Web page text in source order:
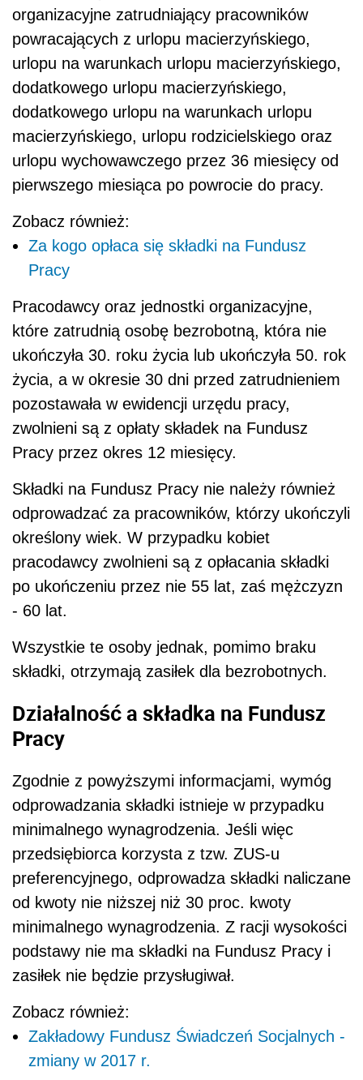
organizacyjne zatrudniający pracowników
powracających z urlopu macierzyńskiego,
urlopu na warunkach urlopu macierzyńskiego,
dodatkowego urlopu macierzyńskiego,
dodatkowego urlopu na warunkach urlopu
macierzyńskiego, urlopu rodzicielskiego oraz
urlopu wychowawczego przez 36 miesięcy od
pierwszego miesiąca po powrocie do pracy.
Zobacz również:
Za kogo opłaca się składki na Fundusz
Pracy
Pracodawcy oraz jednostki organizacyjne,
które zatrudnią osobę bezrobotną, która nie
ukończyła 30. roku życia lub ukończyła 50. rok
życia, a w okresie 30 dni przed zatrudnieniem
pozostawała w ewidencji urzędu pracy,
zwolnieni są z opłaty składek na Fundusz
Pracy przez okres 12 miesięcy.
Składki na Fundusz Pracy nie należy również
odprowadzać za pracowników, którzy ukończyli
określony wiek. W przypadku kobiet
pracodawcy zwolnieni są z opłacania składki
po ukończeniu przez nie 55 lat, zaś mężczyzn
- 60 lat.
Wszystkie te osoby jednak, pomimo braku
składki, otrzymają zasiłek dla bezrobotnych.
Działalność a składka na Fundusz
Pracy
Zgodnie z powyższymi informacjami, wymóg
odprowadzania składki istnieje w przypadku
minimalnego wynagrodzenia. Jeśli więc
przedsiębiorca korzysta z tzw. ZUS-u
preferencyjnego, odprowadza składki naliczane
od kwoty nie niższej niż 30 proc. kwoty
minimalnego wynagrodzenia. Z racji wysokości
podstawy nie ma składki na Fundusz Pracy i
zasiłek nie będzie przysługiwał.
Zobacz również:
Zakładowy Fundusz Świadczeń Socjalnych -
zmiany w 2017 r.